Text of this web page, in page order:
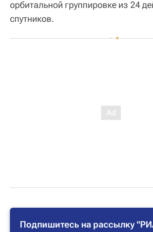
орбитальной группировке из 24
спутников.
Подпишитесь на рассылку